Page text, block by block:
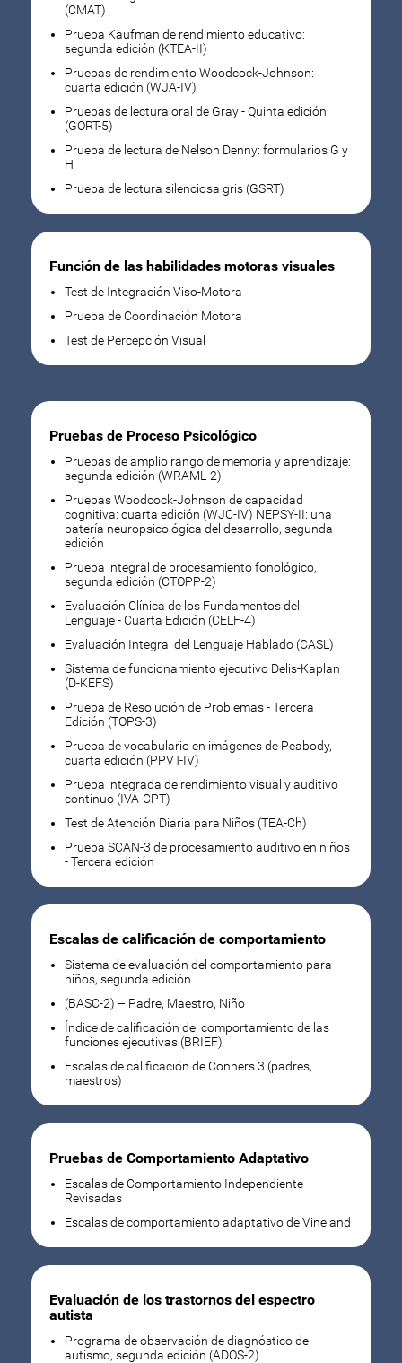
(CMAT)
Prueba Kaufman de rendimiento educativo:
segunda edición (KTEA-II)
Pruebas de rendimiento Woodcock-Johnson:
cuarta edición (WJA-IV)
Pruebas de lectura oral de Gray - Quinta edición
(GORT-5)
Prueba de lectura de Nelson Denny: formularios G y
H
Prueba de lectura silenciosa gris (GSRT)
Función de las habilidades motoras visuales
Test de Integración Viso-Motora
Prueba de Coordinación Motora
Test de Percepción Visual
Pruebas de Proceso Psicológico
Pruebas de amplio rango de memoria y aprendizaje:
segunda edición (WRAML-2)
Pruebas Woodcock-Johnson de capacidad
cognitiva: cuarta edición (WJC-IV) NEPSY-II: una
batería neuropsicológica del desarrollo, segunda
edición
Prueba integral de procesamiento fonológico,
segunda edición (CTOPP-2)
Evaluación Clínica de los Fundamentos del
Lenguaje - Cuarta Edición (CELF-4)
Evaluación Integral del Lenguaje Hablado (CASL)
Sistema de funcionamiento ejecutivo Delis-Kaplan
(D-KEFS)
Prueba de Resolución de Problemas - Tercera
Edición (TOPS-3)
Prueba de vocabulario en imágenes de Peabody,
cuarta edición (PPVT-IV)
Prueba integrada de rendimiento visual y auditivo
continuo (IVA-CPT)
Test de Atención Diaria para Niños (TEA-Ch)
Prueba SCAN-3 de procesamiento auditivo en niños
- Tercera edición
Escalas de calificación de comportamiento
Sistema de evaluación del comportamiento para
niños, segunda edición
(BASC-2) – Padre, Maestro, Niño
Índice de calificación del comportamiento de las
funciones ejecutivas (BRIEF)
Escalas de calificación de Conners 3 (padres,
maestros)
Pruebas de Comportamiento Adaptativo
Escalas de Comportamiento Independiente –
Revisadas
Escalas de comportamiento adaptativo de Vineland
Evaluación de los trastornos del espectro
autista
Programa de observación de diagnóstico de
autismo, segunda edición (ADOS-2)